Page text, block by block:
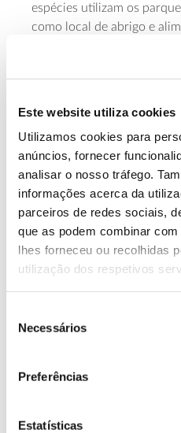
Este website utiliza cookies
Utilizamos cookies para
anúncios, fornecer
analisar o nosso tráfego.
informações acerca da
parceiros de redes sociais,
que as podem combinar
lhes forneceu ou recolhidas
utilização dos respetivos
Necessários
Preferências
Estatísticas
espécies utilizam os
como local de abrigo e
dos objetivos desta Noite
na Quinta do Covelo. O
as 19h30. As inscrições
Saber mais
13.07.2026
Genoma do priolo e de
conhecer para conservar
02.07.2026
Registar galhas de
cidadãos chamados a